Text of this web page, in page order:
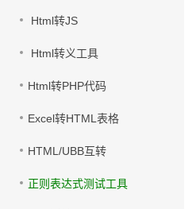
Html转JS
Html转义工具
Html转PHP代码
Excel转HTML表格
HTML/UBB互转
正则表达式测试工具